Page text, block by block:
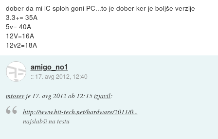
dober da mi lC sploh goni PC...to je dober ker je boljše verzije
3.3+= 35A
5v= 40A
12V=16A
12v2=18A
amigo_no1
:: 17. avg 2012, 12:40
mtosev je 17. avg 2012 ob 12:15izjavil:
http://www.bit-tech.net/hardware/2011/0...
najslabši na testu